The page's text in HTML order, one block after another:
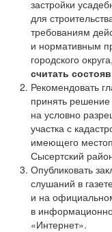
застройки
для
требованиям
и нормативным
городского
считать
Рекомендовать
принять
на условно
участка с
имеющего
Сысертский
Опубликовать
слушаний в
и на
в
«Интернет».